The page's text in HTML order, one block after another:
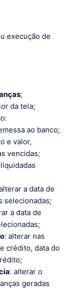
execução de
;
da tela;
ao banco;
e valor,
vencidas;
a data de
selecionadas;
a data de
: alterar nas
crédito, data do
: alterar o
geradas